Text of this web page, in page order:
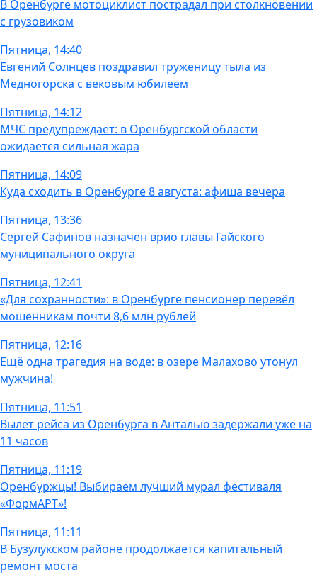
В Оренбурге мотоциклист пострадал при столкновении
с грузовиком
Пятница, 14:40
Евгений Солнцев поздравил труженицу тыла из
Медногорска с вековым юбилеем
Пятница, 14:12
МЧС предупреждает: в Оренбургской области
ожидается сильная жара
Пятница, 14:09
Куда сходить в Оренбурге 8 августа: афиша вечера
Пятница, 13:36
Сергей Сафинов назначен врио главы Гайского
муниципального округа
Пятница, 12:41
«Для сохранности»: в Оренбурге пенсионер перевёл
мошенникам почти 8,6 млн рублей
Пятница, 12:16
Ещё одна трагедия на воде: в озере Малахово утонул
мужчина!
Пятница, 11:51
Вылет рейса из Оренбурга в Анталью задержали уже на
11 часов
Пятница, 11:19
Оренбуржцы! Выбираем лучший мурал фестиваля
«ФормАРТ»!
Пятница, 11:11
В Бузулукском районе продолжается капитальный
ремонт моста